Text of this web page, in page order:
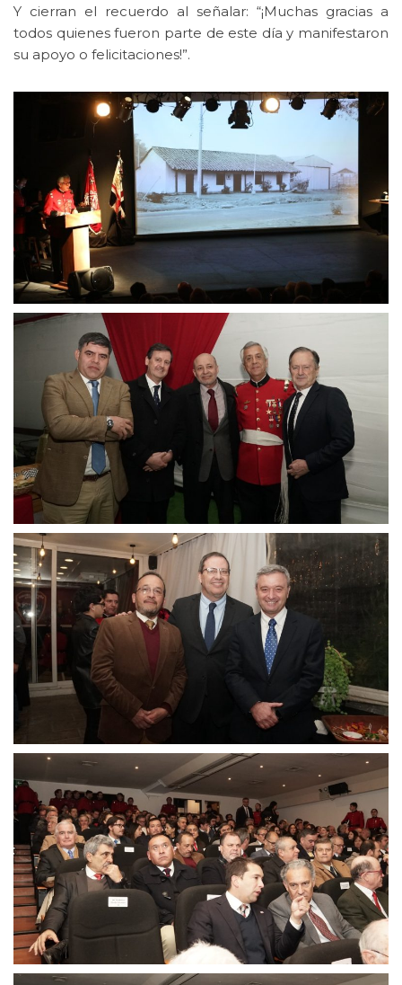
Y cierran el recuerdo al señalar: “¡Muchas gracias a
todos quienes fueron parte de este día y manifestaron
su apoyo o felicitaciones!”.